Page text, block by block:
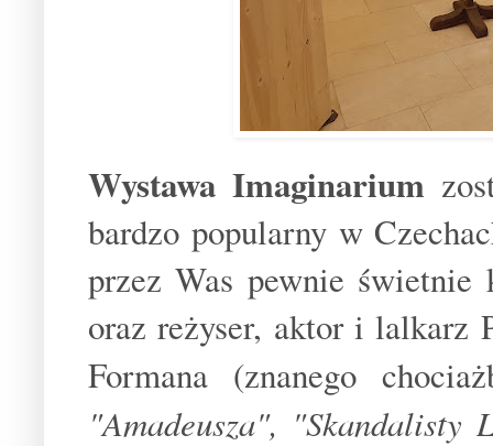
Wystawa Imaginarium
bardzo popularny w
przez Was pewnie
oraz reżyser, aktor i lalkarz
Formana (znanego
"Amadeusza", "Skandalisty